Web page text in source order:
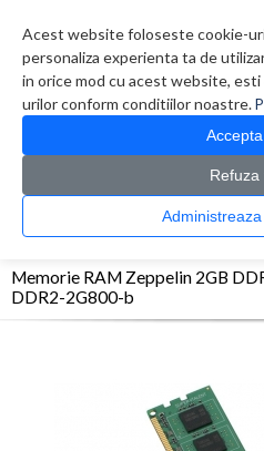
Acest website foloseste cookie-
personaliza experienta ta de
in orice mod cu acest website,
urilor conform conditiilor noastre.
Refuza
CATALOG PRODUSE
Componente PC > Memorii
Memorie RAM Zeppelin 2GB
DDR2-2G800-b